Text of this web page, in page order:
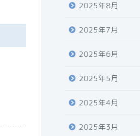
2025年8月
2025年7月
2025年6月
2025年5月
2025年4月
2025年3月